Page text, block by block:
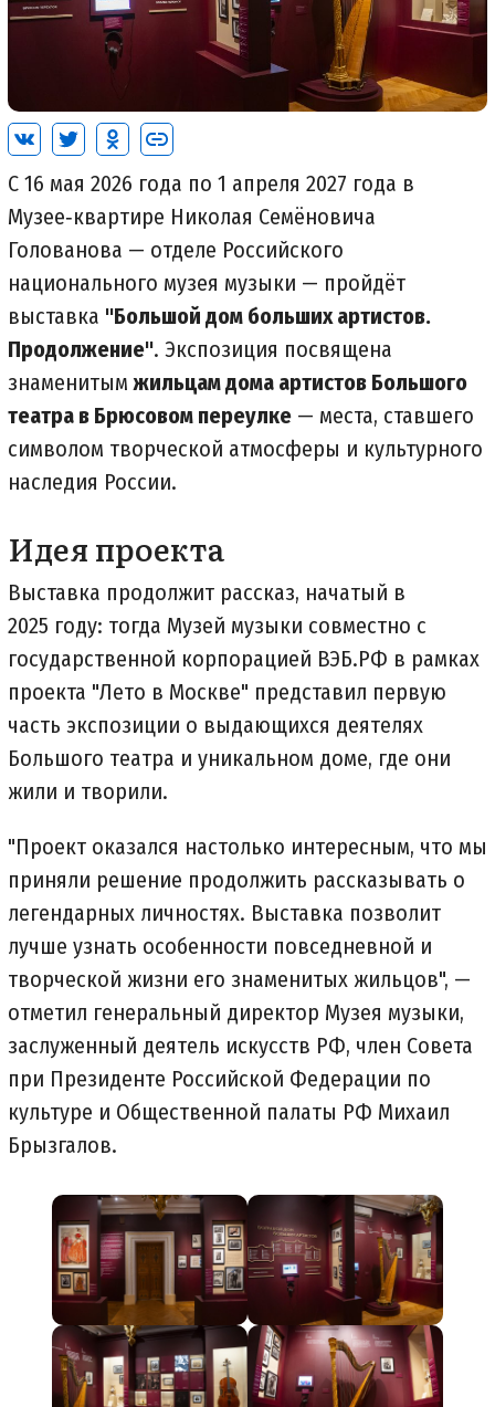
С 16 мая 2026 года по 1 апреля 2027 года в
Музее‑квартире Николая Семёновича
Голованова — отделе Российского
национального музея музыки — пройдёт
выставка "Большой дом больших артистов.
Продолжение". Экспозиция посвящена
знаменитымжильцам дома артистов Большого
театра в Брюсовом переулке — места, ставшего
символом творческой атмосферы и культурного
наследия России.
Идея проекта
Выставка продолжит рассказ, начатый в
2025 году: тогда Музей музыки совместно с
государственной корпорацией ВЭБ.РФ в рамках
проекта "Лето в Москве" представил первую
часть экспозиции о выдающихся деятелях
Большого театра и уникальном доме, где они
жили и творили.
"Проект оказался настолько интересным, что мы
приняли решение продолжить рассказывать о
легендарных личностях. Выставка позволит
лучше узнать особенности повседневной и
творческой жизни его знаменитых жильцов", —
отметил генеральный директор Музея музыки,
заслуженный деятель искусств РФ, член Совета
при Президенте Российской Федерации по
культуре и Общественной палаты РФ Михаил
Брызгалов.